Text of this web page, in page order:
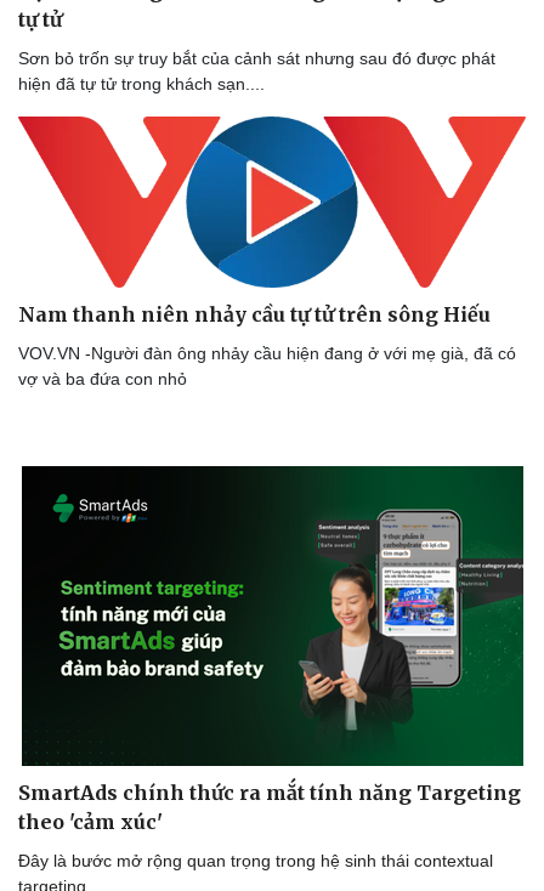
tự tử
Sơn bỏ trốn sự truy bắt của cảnh sát nhưng sau đó được phát
hiện đã tự tử trong khách sạn....
Nam thanh niên nhảy cầu tự tử trên sông Hiếu
VOV.VN -Người đàn ông nhảy cầu hiện đang ở với mẹ già, đã có
vợ và ba đứa con nhỏ
SmartAds chính thức ra mắt tính năng Targeting
theo 'cảm xúc'
Đây là bước mở rộng quan trọng trong hệ sinh thái contextual
targeting.